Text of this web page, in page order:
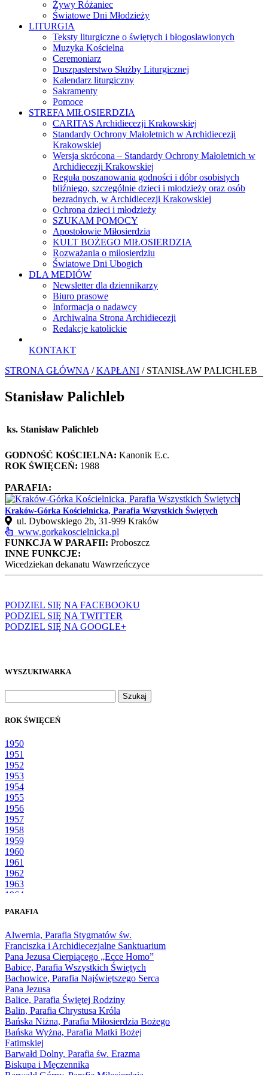
Żywy Różaniec
Światowe Dni Młodzieży
LITURGIA
Teksty liturgiczne o świętych i błogosławionych
Muzyka Kościelna
Ceremoniarz
Duszpasterstwo Służby Liturgicznej
Kalendarz liturgiczny
Sakramenty
Pomoce
STREFA MIŁOSIERDZIA
CARITAS Archidiecezji Krakowskiej
Standardy Ochrony Małoletnich w Archidiecezji
Krakowskiej
Wersja skrócona – Standardy Ochrony Małoletnich w
Archidiecezji Krakowskiej
Reguła poszanowania godności i dóbr osobistych
bliźniego, szczególnie dzieci i młodzieży oraz osób
bezradnych, w Archidiecezji Krakowskiej
Ochrona dzieci i młodzieży
SZUKAM POMOCY
Apostołowie Miłosierdzia
KULT BOŻEGO MIŁOSIERDZIA
Rozważania o miłosierdziu
Światowe Dni Ubogich
DLA MEDIÓW
Newsletter dla dziennikarzy
Biuro prasowe
Informacja o nadawcy
Archiwalna Strona Archidiecezji
Redakcje katolickie
KONTAKT
STRONA GŁÓWNA /KAPŁANI / STANISŁAW PALICHLEB
Stanisław Palichleb
ks. Stanisław Palichleb
GODNOŚĆ KOŚCIELNA: Kanonik E.c.
ROK ŚWIĘCEŃ: 1988
PARAFIA:
Kraków-Górka Kościelnicka, Parafia Wszystkich Świętych
ul. Dybowskiego 2b, 31‑999 Kraków
www.gorkakoscielnicka.pl
FUNKCJA W PARAFII: Proboszcz
INNE FUNKCJE:
Wicedziekan dekanatu Wawrzeńczyce
PODZIEL SIĘ NA FACEBOOKU
PODZIEL SIĘ NA TWITTER
PODZIEL SIĘ NA GOOGLE+
WYSZUKIWARKA
ROK ŚWIĘCEŃ
1950
1951
1952
1953
1954
1955
1956
1957
1958
1959
1960
1961
1962
1963
1964
1966
1968
1969
1970
1971
1972
1973
1974
1975
1976
1977
1978
1979
1980
PARAFIA
Alwernia, Parafia Stygmatów św.
Franciszka i Archidiecezjalne Sanktuarium
Pana Jezusa Cierpiącego „Ecce Homo”
Babice, Parafia Wszystkich Świętych
Bachowice, Parafia Najświętszego Serca
Pana Jezusa
Balice, Parafia Świętej Rodziny
Balin, Parafia Chrystusa Króla
Bańska Niżna, Parafia Miłosierdzia Bożego
Bańska Wyżna, Parafia Matki Bożej
Fatimskiej
Barwałd Dolny, Parafia św. Erazma
Biskupa i Męczennika